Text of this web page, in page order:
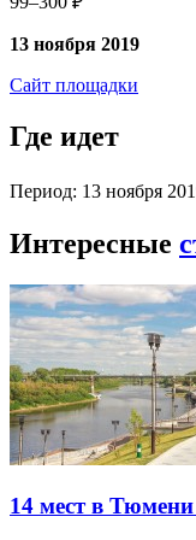
13 ноября 2019
Сайт площадки
Где идет
Период: 13 ноября
Интересные
14 мест в Тюмени